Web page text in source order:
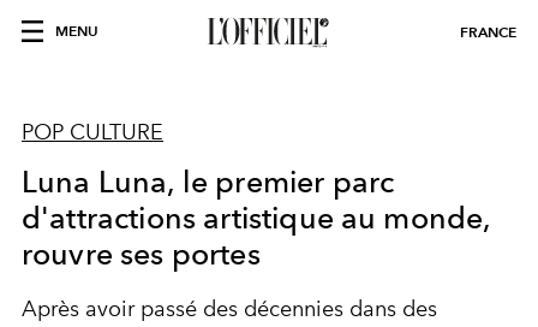
MENU FRANCE
POP CULTURE
Luna Luna, le premier parc
d'attractions artistique au monde,
rouvre ses portes
Après avoir passé des décennies dans des